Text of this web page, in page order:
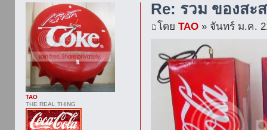
Re: รวม ของสะ
โดยTAO » จันทร์ ม.ค.
TAO
THE REAL THING